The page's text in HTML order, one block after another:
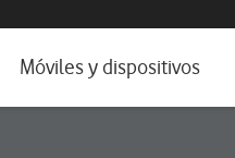
e idioma
Móviles y dispositivos